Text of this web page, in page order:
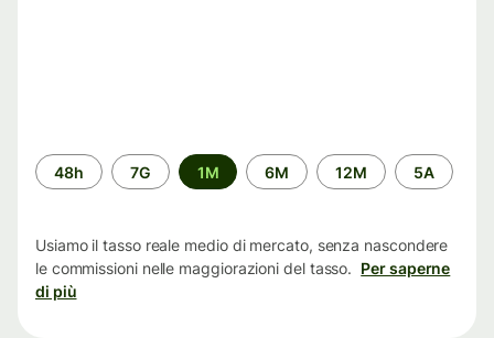
Periodo
di
48h 7G 1M 6M 12M 5A
Usiamo il tasso reale medio di mercato, senza nascondere
le commissioni nelle maggiorazioni del tasso. Per saperne
di più